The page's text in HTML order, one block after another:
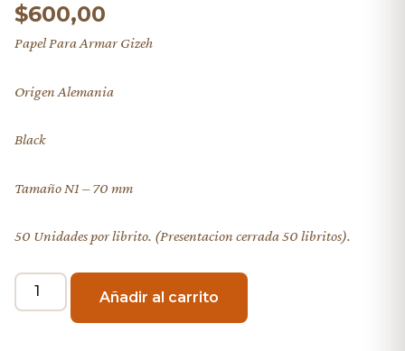
$600,00
Papel Para Armar Gizeh
Origen Alemania
Black
Tamaño N1 – 70 mm
50 Unidades por librito. (Presentacion cerrada 50 libritos).
Añadir al carrito